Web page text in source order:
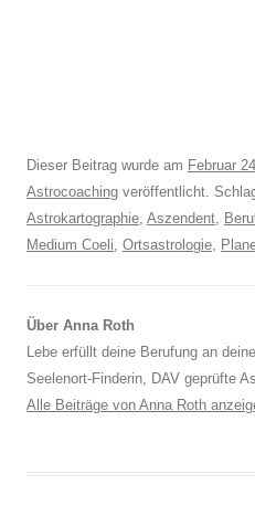
Dieser Beitrag wurde am Februar
Astrocoaching veröffentlicht.
Astrokartographie, Aszendent,
Medium Coeli, Ortsastrologie,
Über Anna Roth
Lebe erfüllt deine Berufung an
Seelenort-Finderin, DAV geprüfte
Alle Beiträge von Anna Roth